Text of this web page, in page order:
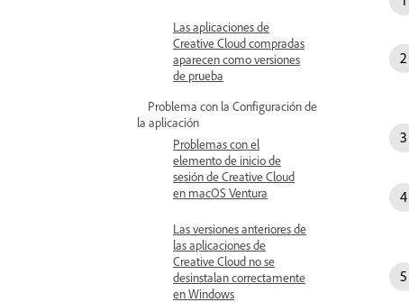
Las aplicaciones de
Creative Cloud compradas
aparecen como versiones
de prueba
Problema con la Configuración de
la aplicación
Problemas con el
elemento de inicio de
sesión de Creative Cloud
en macOS Ventura
Las versiones anteriores de
las aplicaciones de
Creative Cloud no se
desinstalan correctamente
en Windows